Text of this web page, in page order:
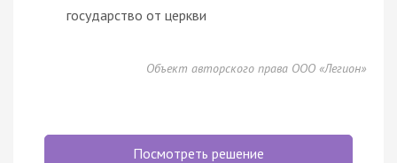
государство от церкви
Объект авторского права ООО «Легион»
Посмотреть решение